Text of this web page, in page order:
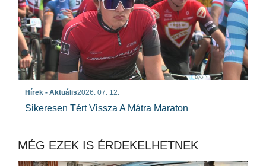
Hírek - Aktuális2026. 07. 12.
Sikeresen Tért Vissza A Mátra Maraton
MÉG EZEK IS ÉRDEKELHETNEK